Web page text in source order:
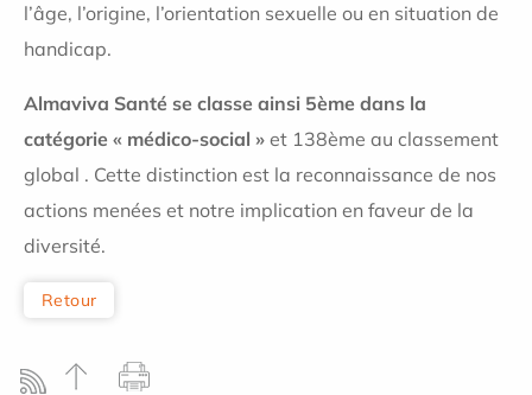
l’âge, l’origine, l’orientation sexuelle ou en situation de
handicap.
Almaviva Santé se classe ainsi 5ème dans la
catégorie « médico-social » et 138ème au classement
global . Cette distinction est la reconnaissance de nos
actions menées et notre implication en faveur de la
diversité.
Retour